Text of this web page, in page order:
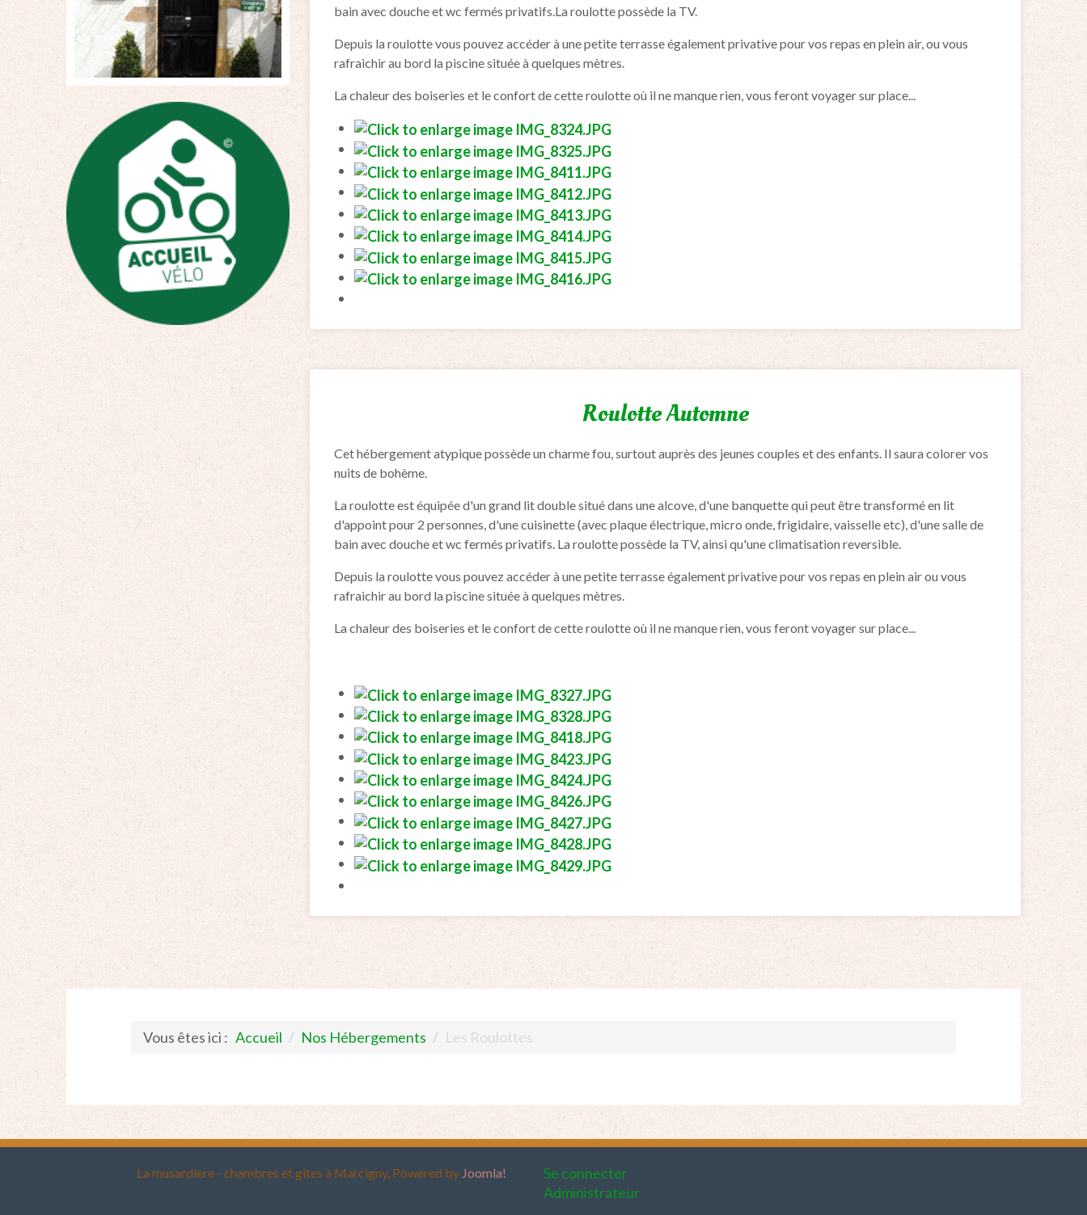
bain avec douche et wc fermés privatifs.La roulotte possède la TV.
Depuis la roulotte vous pouvez accéder à une petite terrasse également privative pour vos repas en plein air, ou vous
rafraichir au bord la piscine située à quelques mètres.
La chaleur des boiseries et le confort de cette roulotte où il ne manque rien, vous feront voyager sur place...
Roulotte Automne
Cet hébergement atypique possède un charme fou, surtout auprès des jeunes couples et des enfants. Il saura colorer vos
nuits de bohème.
La roulotte est équipée d'un grand lit double situé dans une alcove, d'une banquette qui peut être transformé en lit
d'appoint pour 2 personnes, d'une cuisinette (avec plaque électrique, micro onde, frigidaire, vaisselle etc), d'une salle de
bain avec douche et wc fermés privatifs. La roulotte possède la TV, ainsi qu'une climatisation reversible.
Depuis la roulotte vous pouvez accéder à une petite terrasse également privative pour vos repas en plein air ou vous
rafraichir au bord la piscine située à quelques mètres.
La chaleur des boiseries et le confort de cette roulotte où il ne manque rien, vous feront voyager sur place...
Vous êtes ici : Accueil / Nos Hébergements / Les Roulottes
La musardiere - chambres et gites à Marcigny, Powered by Joomla!
Se connecter
Administrateur